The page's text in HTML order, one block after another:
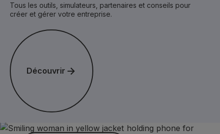
Tous les outils, simulateurs, partenaires et conseils pour
créer et gérer votre entreprise.
Découvrir
Découvrir